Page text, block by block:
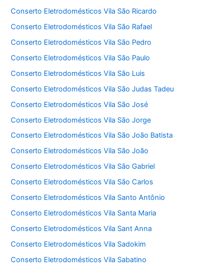
Conserto Eletrodomésticos Vila São Ricardo
Conserto Eletrodomésticos Vila São Rafael
Conserto Eletrodomésticos Vila São Pedro
Conserto Eletrodomésticos Vila São Paulo
Conserto Eletrodomésticos Vila São Luis
Conserto Eletrodomésticos Vila São Judas Tadeu
Conserto Eletrodomésticos Vila São José
Conserto Eletrodomésticos Vila São Jorge
Conserto Eletrodomésticos Vila São João Batista
Conserto Eletrodomésticos Vila São João
Conserto Eletrodomésticos Vila São Gabriel
Conserto Eletrodomésticos Vila São Carlos
Conserto Eletrodomésticos Vila Santo Antônio
Conserto Eletrodomésticos Vila Santa Maria
Conserto Eletrodomésticos Vila Sant Anna
Conserto Eletrodomésticos Vila Sadokim
Conserto Eletrodomésticos Vila Sabatino